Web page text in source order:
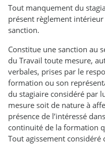
Tout manquement du
présent règlement intérieur
sanction.
Constitue une sanction au
du Travail toute mesure,
verbales, prises par le
formation ou son
du stagiaire considéré par
mesure soit de nature à
présence de l’intéressé
continuité de la formation
Tout agissement considéré